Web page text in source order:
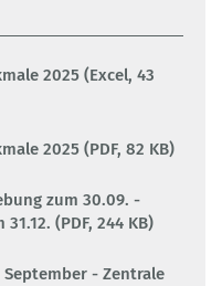
2025 (Excel, 43
2025 (PDF, 82 KB)
zum 30.09. -
(PDF, 244 KB)
September - Zentrale